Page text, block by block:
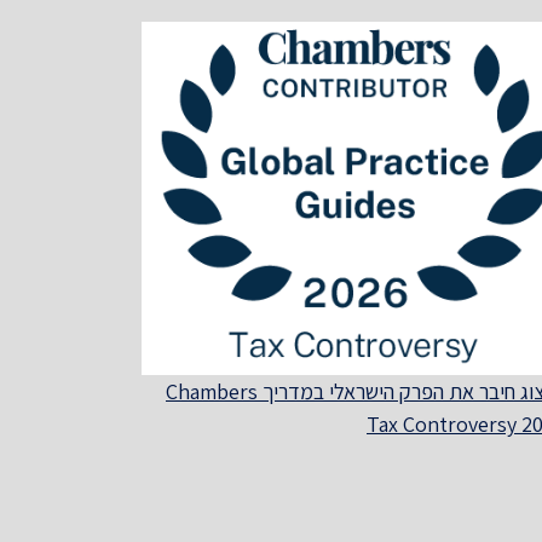
הרצוג חיבר את הפרק הישראלי במדריך Chambers
Tax Controversy